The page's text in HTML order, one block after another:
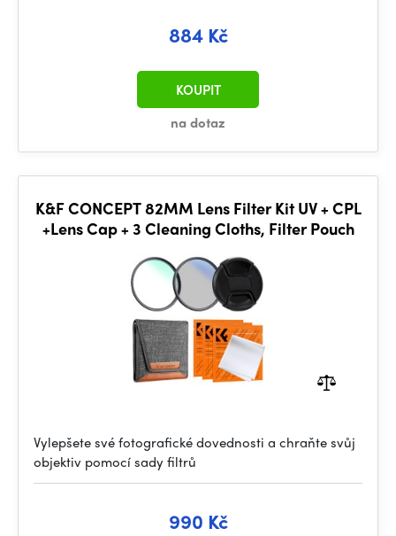
884 Kč
na dotaz
KOUPIT
K&F CONCEPT 82MM Lens Filter Kit UV + CPL
+Lens Cap + 3 Cleaning Cloths, Filter Pouch
Vylepšete své fotografické dovednosti a chraňte svůj
objektiv pomocí sady filtrů
990 Kč